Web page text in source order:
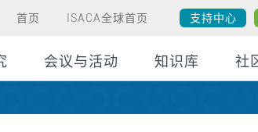
首页 ISACA全球首页 支持中心
会议与活动 知识库 社